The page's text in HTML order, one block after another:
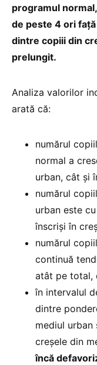
programul
de peste 4 ori
dintre copiii din
prelungit.
Analiza valorilor
arată că:
numărul
normal a
urban, cât și
numărul
urban este
înscriși în
numărul
continuă
atât pe total,
în intervalul
dintre
mediul
creșele din
încă